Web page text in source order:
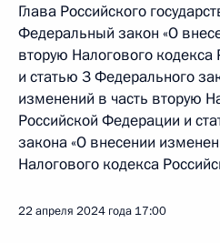
Глава Российского
Федеральный закон «О
вторую Налогового
и статью 3 Федерального
изменений в часть вторую
Российской Федерации и
закона «О внесении
Налогового кодекса
22 апреля 2024 года 17:00